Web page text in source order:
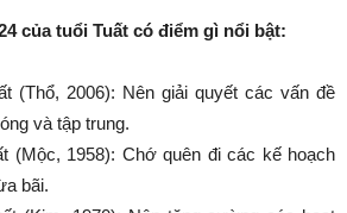
của tuổi Tuất có điểm gì nổi bật:
(Thổ, 2006): Nên giải quyết các vấn đề
và tập trung.
(Mộc, 1958): Chớ quên đi các kế hoạch
bãi.